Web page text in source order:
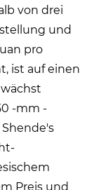
von drei
und
pro
ist auf einen
-mm -
Preis und